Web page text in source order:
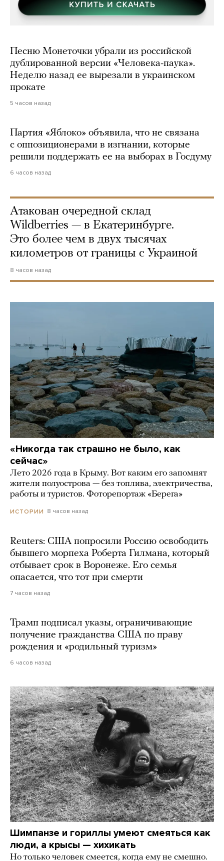
Песню Монеточки убрали из российской
дублированной версии «Человека-паука».
Неделю назад ее вырезали в украинском
прокате
5 часов назад
Партия «Яблоко» объявила, что не связана
с оппозиционерами в изгнании, которые
решили поддержать ее на выборах в Госдуму
6 часов назад
Атакован очередной склад
Wildberries — в Екатеринбурге.
Это более чем в двух тысячах
километров от границы с Украиной
8 часов назад
«Никогда так страшно не было, как
сейчас»
Лето 2026 года в Крыму. Вот каким его запомнят
жители полуострова — без топлива, электричества,
работы и туристов. Фоторепортаж «Берега»
ИСТОРИИ 8 часов назад
Reuters: США попросили Россию освободить
бывшего морпеха Роберта Гилмана, который
отбывает срок в Воронеже. Его семья
опасается, что тот при смерти
7 часов назад
Трамп подписал указы, ограничивающие
получение гражданства США по праву
рождения и «родильный туризм»
6 часов назад
Шимпанзе и гориллы умеют смеяться как
люди, а крысы — хихикать
Но только человек смеется, когда ему не смешно.